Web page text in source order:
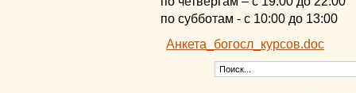
по субботам - с 10:00 до 13:00
Анкета_богосл_курсов.doc